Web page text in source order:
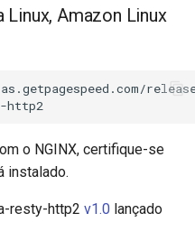
Amazon Linux
o NGINX, certifique-se
instalado.
resty-http2 v1.0 lançado